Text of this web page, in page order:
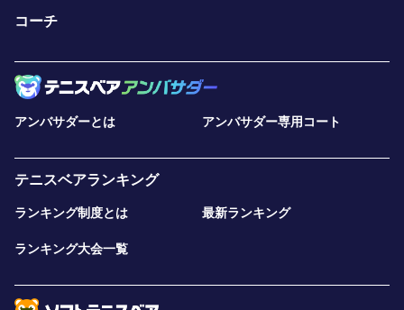
コーチ
アンバサダーとは アンバサダー専用コート
テニスベアランキング
ランキング制度とは 最新ランキング
ランキング大会一覧